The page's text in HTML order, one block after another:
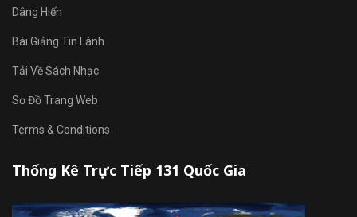
Dâng Hiến
Bài Giảng Tin Lành
Tải Về Sách Nhạc
Sơ Đồ Trang Web
Terms & Conditions
Thống Kê Trực Tiếp 131 Quốc Gia